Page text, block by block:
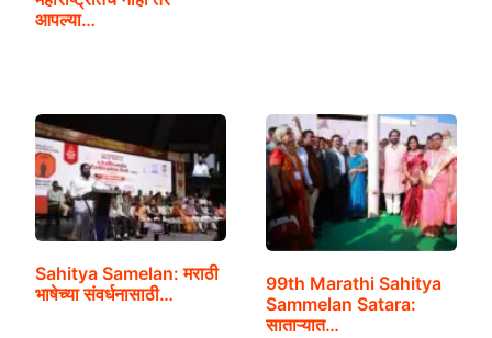
आपल्या…
Sahitya Samelan: मराठी
भाषेच्या संवर्धनासाठी…
99th Marathi Sahitya
Sammelan Satara:
साताऱ्यात…